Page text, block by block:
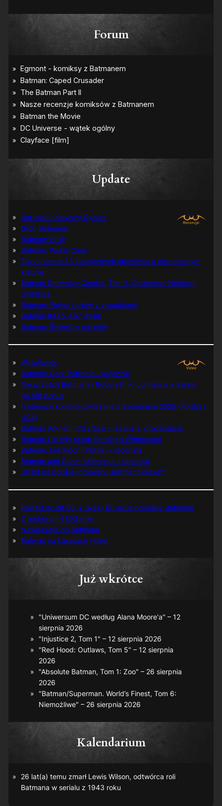
Forum
Update
Bat-Man: Pierwszy Rycerz
Grób Batmana
Batman: Hush
Batman: Wojna Cieni
Tuzy Jokera: 13 klasycznych opowieści o zbrodniczym
klaunie
Batman Detective Comics, Tom 1: Gothamski Nokturn:
Uwertura
Batman: Wojna żartów z zagadkami
Batman #445-447, #480
Batman: Śmierć w rodzinie
Wątpliwość
Batman: Dark Patterns – recenzja
Nie prześpij Batmana i Robina P. K. Johnsona + zimny
jak lód bonus
Najlepsze komiksy związane z Batmanem 2025 (Polska i
USA)
Batman Arkham: Clayface – recenzja, prezentacja
Batman i ukryty skarb Berniego Wrightsona
Batman: Full Moon (Pełnia) – recenzja
Batman and Robin: Memento – recenzja
30 lat od polskiej premiery „Batman Forever”
Powrót do lat 60. z okazji 60-lecia premiery Batmana
Z archiwum TM-Semic
Nawiązania do Batmana
Batman na kasetach video
Już wkrótce
"Uniwersum DC według Alana Moore'a" – 12
sierpnia 2026
"Injustice 2, Tom 1" – 12 sierpnia 2026
"Red Hood: Outlaws, Tom 5" – 12 sierpnia
2026
"Absolute Batman, Tom 1: Zoo" – 26 sierpnia
2026
"Batman/Superman. World’s Finest, Tom 6:
Niemożliwe" – 26 sierpnia 2026
Kalendarium
26 lat(a) temu zmarł Lewis Wilson, odtwórca roli
Batmana w serialu z 1943 roku